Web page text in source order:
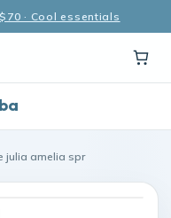
· Cool essentials
julia amelia spr